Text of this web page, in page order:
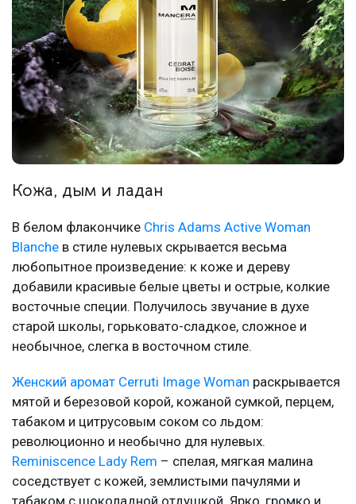
Кожа, дым и ладан
В белом флакончике Chris Adams Active Woman
Blanche в стиле нулевых скрывается весьма
любопытное произведение: к коже и дереву
добавили красивые белые цветы и острые, колкие
восточные специи. Получилось звучание в духе
старой школы, горьковато-сладкое, сложное и
необычное, слегка в восточном стиле.
Женский аромат Cerruti Image Woman раскрывается
мятой и березовой корой, кожаной сумкой, перцем,
табаком и цитрусовым соком со льдом:
революционно и необычно для нулевых.
Reminiscence Lady Rem – спелая, мягкая малина
соседствует с кожей, землистыми пачулями и